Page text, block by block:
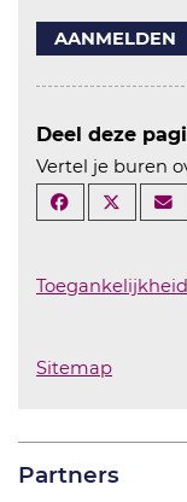
AANMELDEN
Deel deze
Vertel je buren
Sitemap
Partners